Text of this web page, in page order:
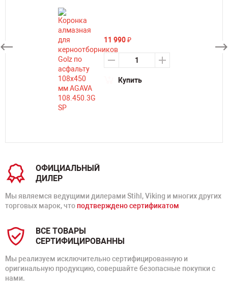
11 990₽
Купить
ОФИЦИАЛЬНЫЙ
ДИЛЕР
Мы являемся ведущими дилерами Stihl, Viking и многих других
торговых марок, что подтверждено сертификатом
ВСЕ ТОВАРЫ
СЕРТИФИЦИРОВАННЫ
Мы реализуем исключительно сертифицированную и
оригинальную продукцию, совершайте безопасные покупки с
нами.